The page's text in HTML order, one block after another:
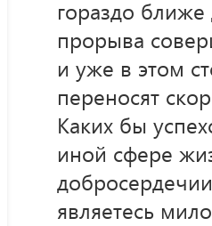
гораздо
прорыва
и уже в этом
переносят
Каких бы
иной сфере
являетесь